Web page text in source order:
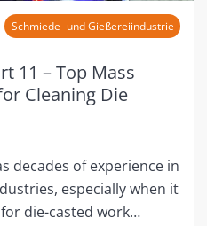
Schmiede- und Gießereiindustrie
11 – Top Mass
Cleaning Die
decades of experience in
especially when it
die-casted work…